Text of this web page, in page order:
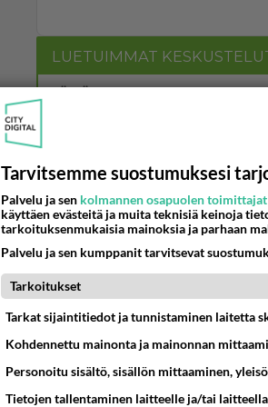
LUETUIMMAT
PÄIVÄ VIIKKO KUUKAUSI
05.08.2026 05:51
Kotimaiset
Tiesitkö? Martina
Jos SDP ei voita reilusti,
06.08.2026 09:02
Maailman
😅
05.08.2026 13:25
Ikävä
Tarvitsemme suostumuksesi
Palvelu ja sen kolmannen osapuolen
käyttäen evästeitä ja muita teknisiä keinoja
tarkoituksenmukaisia mainoksia ja parhaan
Palvelu ja sen kumppanit tarvitsevat
Tarkoitukset
Tarkat sijaintitiedot ja tunnistaminen laitetta
Kohdennettu mainonta ja mainonnan
Personoitu sisältö, sisällön mittaaminen,
Tietojen tallentaminen laitteelle ja/tai